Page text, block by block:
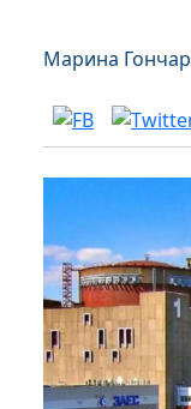
Марина Гончар